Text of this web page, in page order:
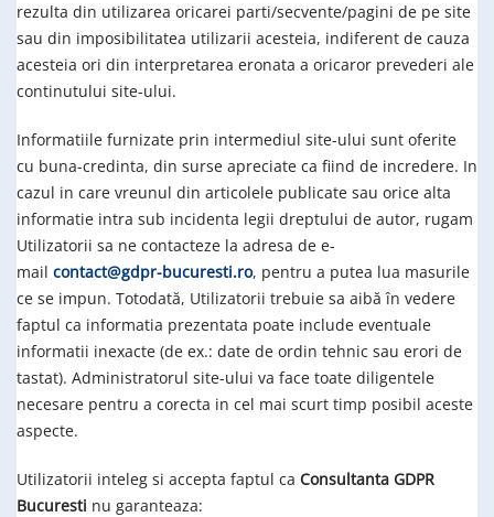
rezulta din utilizarea oricarei parti/secvente/pagini de pe site
sau din imposibilitatea utilizarii acesteia, indiferent de cauza
acesteia ori din interpretarea eronata a oricaror prevederi ale
continutului site-ului.
Informatiile furnizate prin intermediul site-ului sunt oferite
cu buna-credinta, din surse apreciate ca fiind de incredere. In
cazul in care vreunul din articolele publicate sau orice alta
informatie intra sub incidenta legii dreptului de autor, rugam
Utilizatorii sa ne contacteze la adresa de e-
mail contact@gdpr-bucuresti.ro, pentru a putea lua masurile
ce se impun. Totodată, Utilizatorii trebuie sa aibă în vedere
faptul ca informatia prezentata poate include eventuale
informatii inexacte (de ex.: date de ordin tehnic sau erori de
tastat). Administratorul site-ului va face toate diligentele
necesare pentru a corecta in cel mai scurt timp posibil aceste
aspecte.
Utilizatorii inteleg si accepta faptul ca Consultanta GDPR
Bucuresti nu garanteaza: